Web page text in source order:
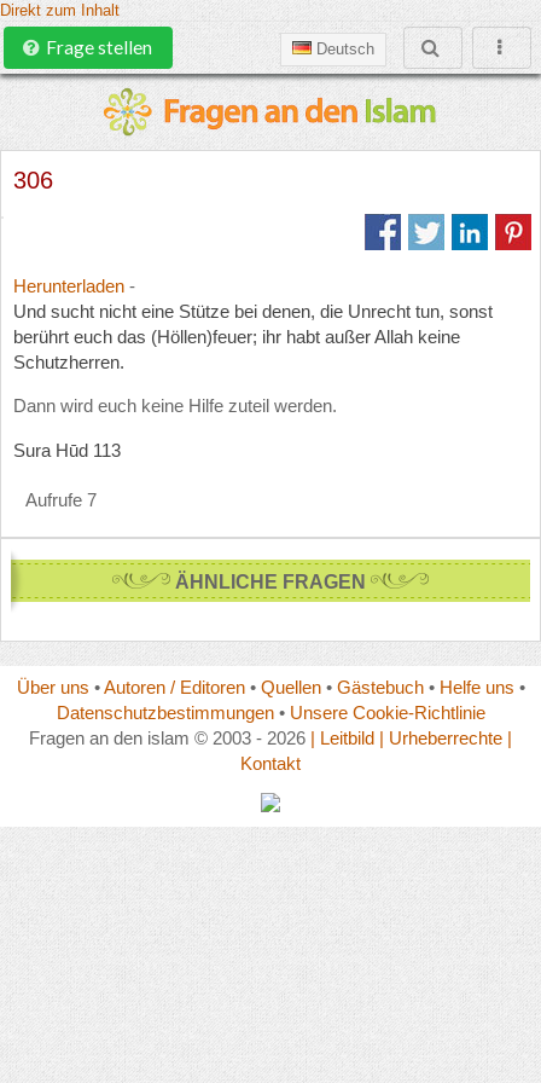
Direkt zum Inhalt
Deutsch
Frage stellen
306
Herunterladen -
Und sucht nicht eine Stütze bei denen, die Unrecht tun, sonst
berührt euch das (Höllen)feuer; ihr habt außer Allah keine
Schutzherren.
Dann wird euch keine Hilfe zuteil werden.
Sura Hūd 113
Aufrufe 7
ÄHNLICHE FRAGEN
Über uns •Autoren / Editoren• Quellen• Gästebuch• Helfe uns •
Datenschutzbestimmungen• Unsere Cookie-Richtlinie
Fragen an den islam © 2003 - 2026 | Leitbild | Urheberrechte |
Kontakt